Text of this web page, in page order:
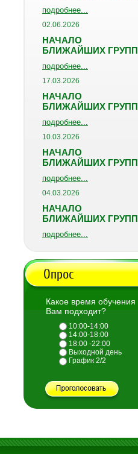
подробнее...
02.06.2026
НАЧАЛО
БЛИЖАЙШИХ ГРУПП
подробнее...
17.03.2026
НАЧАЛО
БЛИЖАЙШИХ ГРУПП
подробнее...
10.03.2026
НАЧАЛО
БЛИЖАЙШИХ ГРУПП
подробнее...
04.03.2026
НАЧАЛО
БЛИЖАЙШИХ ГРУПП
подробнее...
Опрос
Какое время обучения
Вам подходит?
10:00-14:00
14:00-18:00
18:00 -22:00
Выходной день
График 2/2